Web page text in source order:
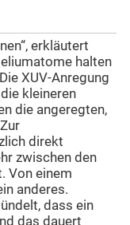
erkläutert
halten
XUV-Anregung
kleineren
die angeregten,
direkt
zwischen den
Von einem
anderes.
dass ein
das dauert